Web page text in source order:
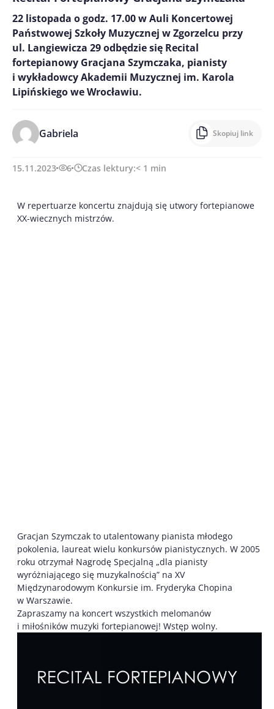
22 listopada o godz. 17.00 w Auli Koncertowej
Państwowej Szkoły Muzycznej w Zgorzelcu przy
ul. Langiewicza 29 odbędzie się Recital
fortepianowy Gracjana Szymczaka, pianisty
i wykładowcy Akademii Muzycznej im. Karola
Lipińskiego we Wrocławiu.
Gabriela Skopiuj link
15.11.2023 6 Czas lektury:< 1 min
W repertuarze koncertu znajdują się utwory fortepianowe
XX-wiecznych mistrzów.
Gracjan Szymczak to utalentowany pianista młodego
pokolenia, laureat wielu konkursów pianistycznych. W 2005
roku otrzymał Nagrodę Specjalną „dla pianisty
wyróżniającego się muzykalnością” na XV
Międzynarodowym Konkursie im. Fryderyka Chopina
w Warszawie.
Zapraszamy na koncert wszystkich melomanów
i miłośników muzyki fortepianowej! Wstęp wolny.